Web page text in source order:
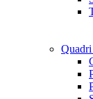
Quadri